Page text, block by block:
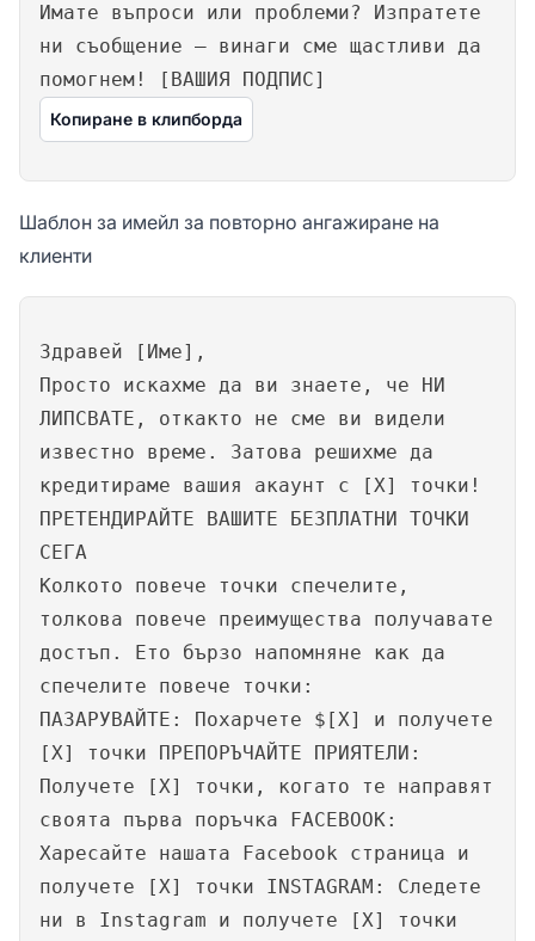
Имате въпроси или проблеми? Изпратете
ни съобщение – винаги сме щастливи да
помогнем! [ВАШИЯ ПОДПИС]
Копиране в клипборда
Шаблон за имейл за повторно ангажиране на
клиенти
Здравей [Име],
Просто искахме да ви знаете, че НИ
ЛИПСВАТЕ, откакто не сме ви видели
известно време. Затова решихме да
кредитираме вашия акаунт с [X] точки!
ПРЕТЕНДИРАЙТЕ ВАШИТЕ БЕЗПЛАТНИ ТОЧКИ
СЕГА
Колкото повече точки спечелите,
толкова повече преимущества получавате
достъп. Ето бързо напомняне как да
спечелите повече точки:
ПАЗАРУВАЙТЕ: Похарчете $[X] и получете
[X] точки ПРЕПОРЪЧАЙТЕ ПРИЯТЕЛИ:
Получете [X] точки, когато те направят
своята първа поръчка FACEBOOK:
Харесайте нашата Facebook страница и
получете [X] точки INSTAGRAM: Следете
ни в Instagram и получете [X] точки